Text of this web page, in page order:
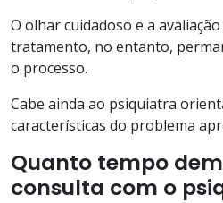
O olhar cuidadoso e a
tratamento, no entanto,
o processo.
Cabe ainda ao psiquiatra
características do problema
Quanto tempo
consulta com o